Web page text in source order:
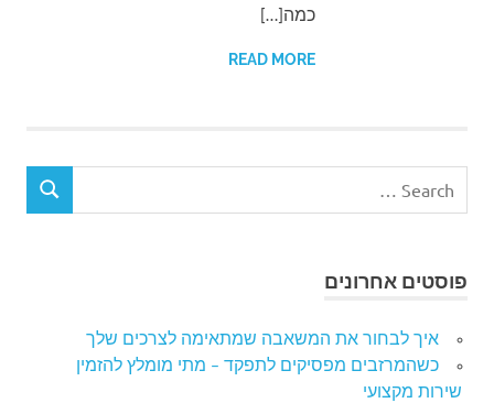
כמה[…]
READ MORE
פוסטים אחרונים
איך לבחור את המשאבה שמתאימה לצרכים שלך
כשהמרזבים מפסיקים לתפקד – מתי מומלץ להזמין
שירות מקצועי